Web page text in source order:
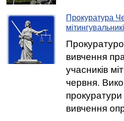
Прокуратура
вивчення
учасників
червня.
вивчення